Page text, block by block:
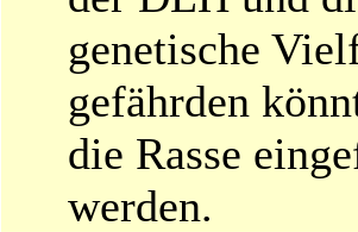
genetische
gefährden
die Rasse
werden.